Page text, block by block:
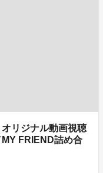
リジナル動画視聴
FRIEND詰め合